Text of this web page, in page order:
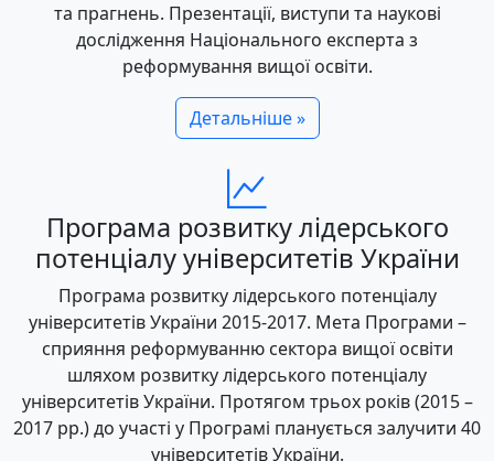
та прагнень. Презентації, виступи та наукові
дослідження Національного експерта з
реформування вищої освіти.
Детальніше »
Програма розвитку лідерського
потенціалу університетів України
Програма розвитку лідерського потенціалу
університетів України 2015-2017. Мета Програми –
сприяння реформуванню сектора вищої освіти
шляхом розвитку лідерського потенціалу
університетів України. Протягом трьох років (2015 –
2017 рр.) до участі у Програмі планується залучити 40
університетів України.